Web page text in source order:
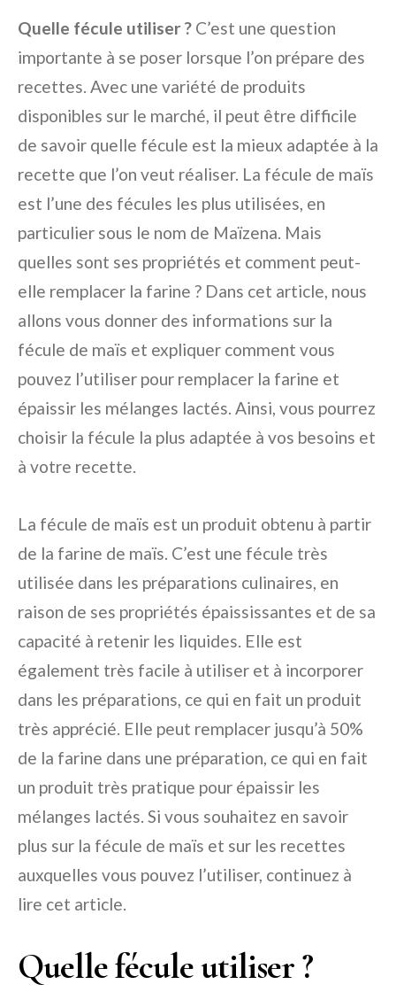
Quelle fécule utiliser ? C’est une question
importante à se poser lorsque l’on prépare des
recettes. Avec une variété de produits
disponibles sur le marché, il peut être difficile
de savoir quelle fécule est la mieux adaptée à la
recette que l’on veut réaliser. La fécule de maïs
est l’une des fécules les plus utilisées, en
particulier sous le nom de Maïzena. Mais
quelles sont ses propriétés et comment peut-
elle remplacer la farine ? Dans cet article, nous
allons vous donner des informations sur la
fécule de maïs et expliquer comment vous
pouvez l’utiliser pour remplacer la farine et
épaissir les mélanges lactés. Ainsi, vous pourrez
choisir la fécule la plus adaptée à vos besoins et
à votre recette.
La fécule de maïs est un produit obtenu à partir
de la farine de maïs. C’est une fécule très
utilisée dans les préparations culinaires, en
raison de ses propriétés épaississantes et de sa
capacité à retenir les liquides. Elle est
également très facile à utiliser et à incorporer
dans les préparations, ce qui en fait un produit
très apprécié. Elle peut remplacer jusqu’à 50%
de la farine dans une préparation, ce qui en fait
un produit très pratique pour épaissir les
mélanges lactés. Si vous souhaitez en savoir
plus sur la fécule de maïs et sur les recettes
auxquelles vous pouvez l’utiliser, continuez à
lire cet article.
Quelle fécule utiliser ?